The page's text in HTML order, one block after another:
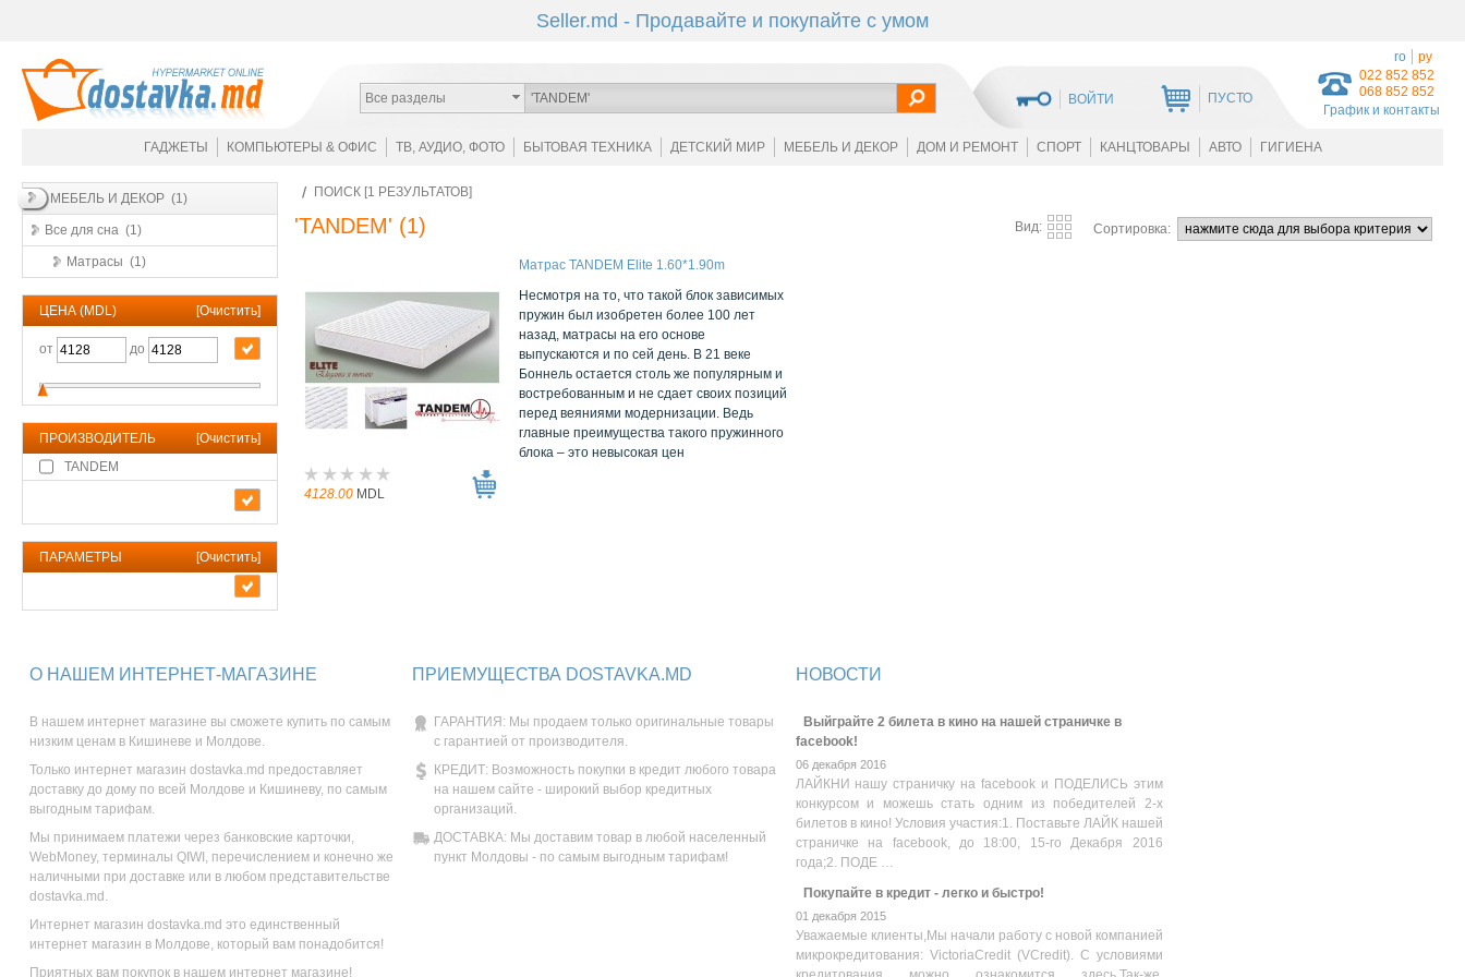
Seller.md - Продавайте и покупайте с умом
022 852 852
068 852 852
График и контакты
Все разделы ВОЙТИ ПУСТО
ro ру
ГАДЖЕТЫ КОМПЬЮТЕРЫ & ОФИС ТВ, АУДИО, ФОТО БЫТОВАЯ ТЕХНИКА ДЕТСКИЙ МИР МЕБЕЛЬ И ДЕКОР ДОМ И РЕМОНТ СПОРТ КАНЦТОВАРЫ АВТО ГИГИЕНА
МЕБЕЛЬ И ДЕКОР (1)
Все для сна (1)
Матрасы (1)
ЦЕНА (MDL) [Очистить]
от до
ПРОИЗВОДИТЕЛЬ [Очистить]
TANDEM
ПАРАМЕТРЫ [Очистить]
ПОИСК [1 РЕЗУЛЬТАТОВ]
'TANDEM' (1) Вид: Сортировка:
4128.00 MDL
Матрас TANDEM Elite 1.60*1.90m
Несмотря на то, что такой блок зависимых
пружин был изобретен более 100 лет
назад, матрасы на его основе
выпускаются и по сей день. В 21 веке
Боннель остается столь же популярным и
востребованным и не сдает своих позиций
перед веяниями модернизации. Ведь
главные преимущества такого пружинного
блока – это невысокая цен
О НАШЕМ ИНТЕРНЕТ-МАГАЗИНЕ
В нашем интернет магазине вы сможете купить по самым
низким ценам в Кишиневе и Молдове.
Только интернет магазин dostavka.md предоставляет
доставку до дому по всей Молдове и Кишиневу, по самым
выгодным тарифам.
Мы принимаем платежи через банковские карточки,
WebMoney, терминалы QIWI, перечислением и конечно же
наличными при доставке или в любом представительстве
dostavka.md.
Интернет магазин dostavka.md это единственный
интернет магазин в Молдове, который вам понадобится!
Приятных вам покупок в нашем интернет магазине!
ПРИЕМУЩЕСТВА DOSTAVKA.MD
ГАРАНТИЯ: Мы продаем только оригинальные товары
с гарантией от производителя.
КРЕДИТ: Возможность покупки в кредит любого товара
на нашем сайте - широкий выбор кредитных
организаций.
ДОСТАВКА: Мы доставим товар в любой населенный
пункт Молдовы - по самым выгодным тарифам!
НОВОСТИ
Выйграйте 2 билета в кино на нашей страничке в
facebook!
06 декабря 2016
ЛАЙКНИ нашу страничку на facebook и ПОДЕЛИСЬ этим
конкурсом и можешь стать одним из победителей 2-х
билетов в кино! Условия участия:1. Поставьте ЛАЙК нашей
страничке на facebook, до 18:00, 15-го Декабря 2016
года;2. ПОДЕ …
Покупайте в кредит - легко и быстро!
01 декабря 2015
Уважаемые клиенты,Мы начали работу с новой компанией
микрокредитования: VictoriaCredit (VCredit). С условиями